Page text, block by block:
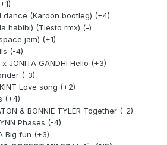
dance (Kardon bootleg) (+4)
habibi) (Tiesto rmx) (-)
jam) (+1)
(-4)
x JONITA GANDHI Hello (+3)
(-3)
Love song (+2)
(+4)
& BONNIE TYLER Together (-2)
Phases (-4)
Big fun (+3)